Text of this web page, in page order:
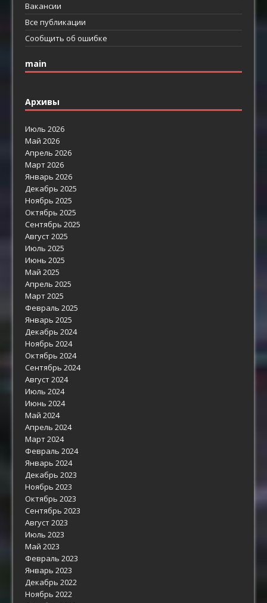
Вакансии
Все публикации
Сообщить об ошибке
main
Архивы
Июль 2026
Май 2026
Апрель 2026
Март 2026
Январь 2026
Декабрь 2025
Ноябрь 2025
Октябрь 2025
Сентябрь 2025
Август 2025
Июль 2025
Июнь 2025
Май 2025
Апрель 2025
Март 2025
Февраль 2025
Январь 2025
Декабрь 2024
Ноябрь 2024
Октябрь 2024
Сентябрь 2024
Август 2024
Июль 2024
Июнь 2024
Май 2024
Апрель 2024
Март 2024
Февраль 2024
Январь 2024
Декабрь 2023
Ноябрь 2023
Октябрь 2023
Сентябрь 2023
Август 2023
Июль 2023
Май 2023
Февраль 2023
Январь 2023
Декабрь 2022
Ноябрь 2022